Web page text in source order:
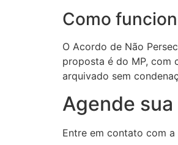
Como
O Acordo de Não
proposta é do MP, com
arquivado sem
Agende
Entre em contato com a